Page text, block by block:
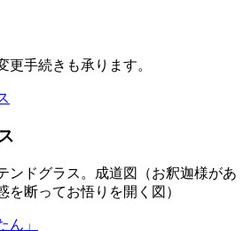
更手続きも承ります。
ンドグラス。成道図（お釈迦様があ
を断ってお悟りを開く図）